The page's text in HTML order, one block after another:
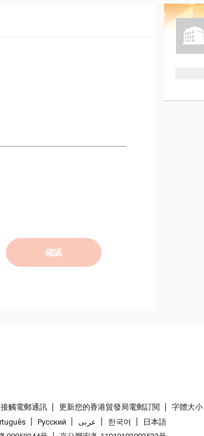
確認
觸電郵通訊 更新您的香港貿發局電郵訂閱
字體大小
Pусский عربى 한국어
日本語